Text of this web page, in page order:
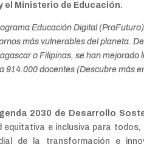
el Ministerio de Educación.
Educación Digital
más vulnerables del planeta.
o Filipinas, se han mejorado
914.000 docentes (Descubre más
2030 de Desarrollo
equitativa e inclusiva para
de la transformación e